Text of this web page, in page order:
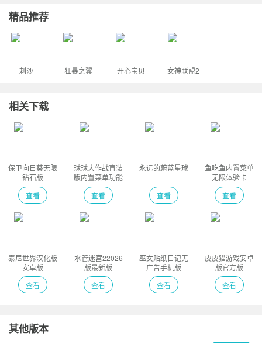
精品推荐
刺沙 狂暴之翼 开心宝贝 女神联盟2
相关下载
保卫向日葵无限
钻石版
查看
球球大作战直装
版内置菜单功能
版
查看
永远的蔚蓝星球
查看
鱼吃鱼内置菜单
无限体验卡
查看
泰尼世界汉化版
安卓版
查看
水管迷宫22026
版最新版
查看
巫女贴纸日记无
广告手机版
查看
皮皮猫游戏安卓
版官方版
查看
其他版本